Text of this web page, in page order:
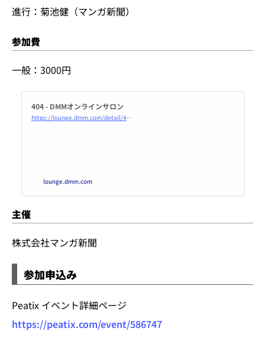
進行：菊池健（マンガ新聞）
参加費
一般：3000円
404 - DMMオンラインサロン
https://lounge.dmm.com/detail/448/
lounge.dmm.com
主催
株式会社マンガ新聞
参加申込み
Peatix イベント詳細ページ
https://peatix.com/event/586747